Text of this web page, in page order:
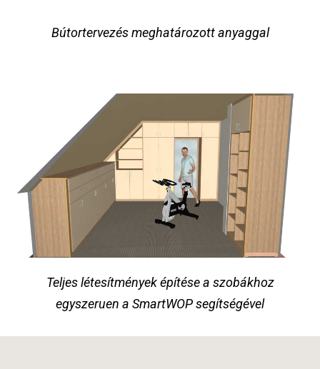
Bútortervezés meghatározott anyaggal
Teljes létesítmények építése a szobákhoz
egyszeruen a SmartWOP segítségével